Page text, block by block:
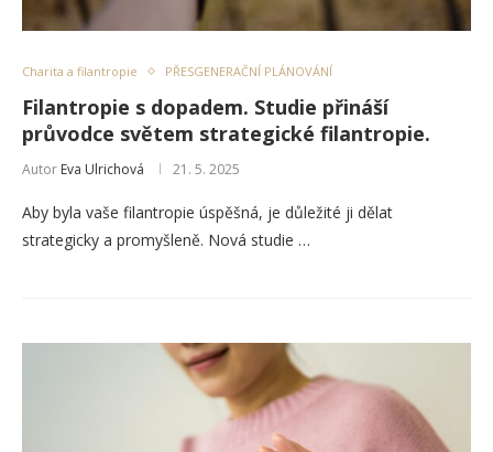
Charita a filantropie PŘESGENERAČNÍ PLÁNOVÁNÍ
Filantropie s dopadem. Studie přináší
průvodce světem strategické filantropie.
Autor Eva Ulrichová 21. 5. 2025
Aby byla vaše filantropie úspěšná, je důležité ji dělat
strategicky a promyšleně. Nová studie …